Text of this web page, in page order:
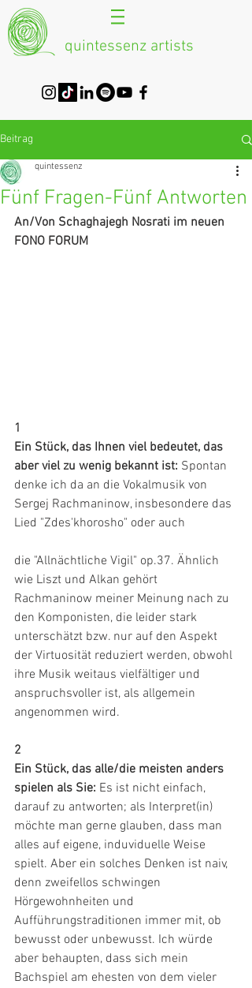
quintessenz artists
Beitrag
Fünf Fragen-Fünf Antworten
quintessenz
An/Von Schaghajegh Nosrati im neuen
FONO FORUM
1
Ein Stück, das Ihnen viel bedeutet, das
aber viel zu wenig bekannt ist: Spontan
denke ich da an die Vokalmusik von
Sergej Rachmaninow, insbesondere das
Lied "Zdes'khorosho" oder auch
die "Allnächtliche Vigil" op.37. Ähnlich
wie Liszt und Alkan gehört
Rachmaninow meiner Meinung nach zu
den Komponisten, die leider stark
unterschätzt bzw. nur auf den Aspekt
der Virtuosität reduziert werden, obwohl
ihre Musik weitaus vielfältiger und
anspruchsvoller ist, als allgemein
angenommen wird.
2
Ein Stück, das alle/die meisten anders
spielen als Sie: Es ist nicht einfach,
darauf zu antworten; als Interpret(in)
möchte man gerne glauben, dass man
alles auf eigene, induviduelle Weise
spielt. Aber ein solches Denken ist naiv,
denn zweifellos schwingen
Hörgewohnheiten und
Aufführungstraditionen immer mit, ob
bewusst oder unbewusst. Ich würde
aber behaupten, dass sich mein
Bachspiel am ehesten von dem vieler